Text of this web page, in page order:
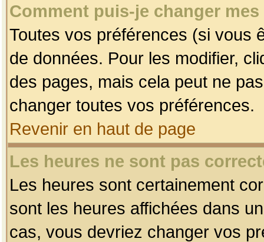
Comment puis-je changer
Toutes vos préférences (si vous
de données. Pour les modifier,
des pages, mais cela peut ne
changer toutes vos préférences.
Revenir en haut de page
Les heures ne sont pas
Les heures sont certainement
sont les heures affichées dans
cas, vous devriez changer vos